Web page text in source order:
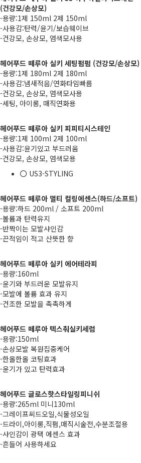
(건강모/손상모)
-용량:1제 150ml 2제 150ml
-사용감:탄력/윤기/보습웨이브
-건강모, 손상모, 염색모사용
헤어푸드 떼루아 실키 세팅펌펌 (건강모/손상모)
-용량:1제 180ml 2제 180ml
-사용감:냄새적음/연화타임빠름
-건강모, 손상모, 염색모사용
-세팅, 아이롱, 매직연화용
헤어푸드 떼루아 실키 피피티시스테인
-용량:1제 100ml 2제 100ml
-사용감:윤기있고 부드러움
-건강모, 손상모, 염색모용
US3-STYLING
헤어푸드 떼루아 멀티 컬링에센스(하드/소프트)
-용량:하드 200ml / 소프트 200ml
-볼륨과 탄력유지
-반짝이는 모발샤인감
-끈적임이 적고 산뜻한 향
헤어푸드 떼루아 실키 에어테라피
-용량:160ml
-윤기와 부드러운 모발유지
-모발에 볼륨 효과 유지
-건조한 모발을 촉촉하게
헤어푸드 떼루아 텍스춰실키세럼
-용량:150ml
-손상모발 복원집중케어
-한올한올 코팅효과
-윤기가 있고 탄력효과
헤어푸드 글로스핫스타일링피니쉬
-용량:265ml 미니130ml
-그레이프씨드오일,식물성오일
-드라이,아이롱,직펌,매직시술전,수분조절용
-샤인감이 광택 에센스 효과
-흔들어 사용하세요